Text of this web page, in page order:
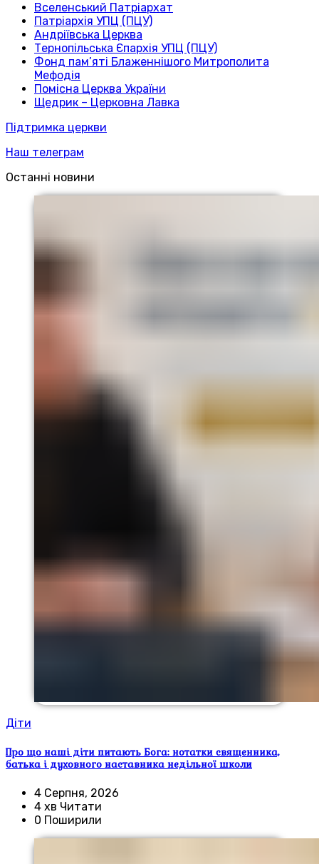
Вселенський Патріархат
Патріархія УПЦ (ПЦУ)
Андріївська Церква
Тернопільська Єпархія УПЦ (ПЦУ)
Фонд пам’яті Блаженнішого Митрополита
Мефодія
Помісна Церква України
Щедрик – Церковна Лавка
Підтримка церкви
Наш телеграм
Останні новини
Діти
Про що наші діти питають Бога: нотатки священника,
батька і духовного наставника недільної школи
4 Серпня, 2026
4 хв Читати
0 Поширили